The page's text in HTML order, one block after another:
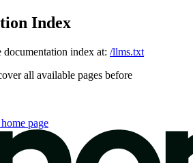
Index
documentation index at: /llms.txt
all available pages before
home page